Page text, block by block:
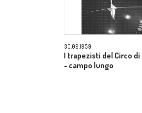
30.09.1959
I trapezisti del Circo di
- campo lungo